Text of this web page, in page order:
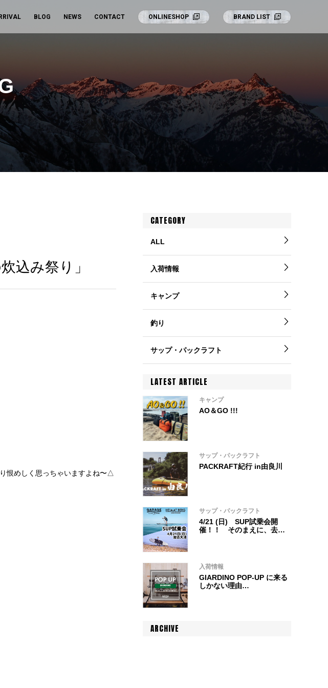
BLOG NEWS CONTACT ONLINESHOP BRAND LIST
込み祭り」
恨めしく思っちゃいますよね〜△
CATEGORY
ALL
入荷情報
キャンプ
釣り
サップ・パックラフト
LATEST ARTICLE
キャンプ
AO＆GO !!!
サップ・パックラフト
PACKRAFT紀行 in由良川
サップ・パックラフト
4/21 (日) SUP試乗会開
催！！ そのまえに、去年
入荷情報
GIARDINO POP-UP に来る
しかない理由…
ARCHIVE